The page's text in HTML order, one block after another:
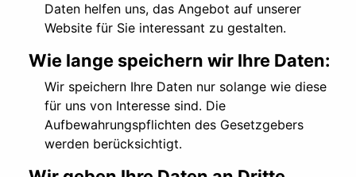
Daten helfen uns, das Angebot auf unserer
Website für Sie interessant zu gestalten.
Wie lange speichern wir Ihre Daten:
Wir speichern Ihre Daten nur solange wie diese
für uns von Interesse sind. Die
Aufbewahrungspflichten des Gesetzgebers
werden berücksichtigt.